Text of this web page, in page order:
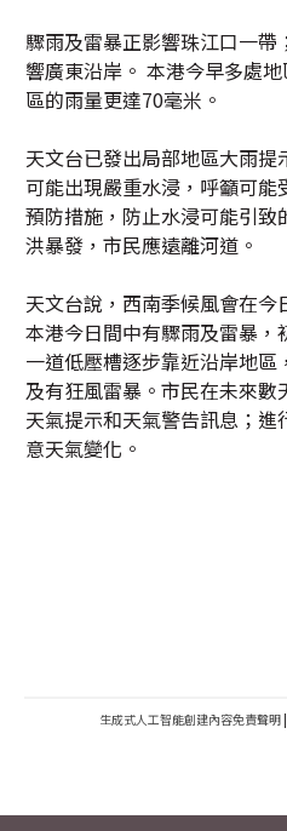
驟雨及雷暴正影響珠江口一
響廣東沿岸。 本港今早多處
區的雨量更達70毫米。
天文台已發出局部地區大雨
可能出現嚴重水浸，呼籲可
預防措施，防止水浸可能引致
洪暴發，市民應遠離河道。
天文台說，西南季候風會在
本港今日間中有驟雨及雷暴
一道低壓槽逐步靠近沿岸地
及有狂風雷暴。市民在未來
天氣提示和天氣警告訊息；
意天氣變化。
生成式人工智能創建內容免責聲明 |